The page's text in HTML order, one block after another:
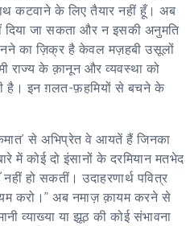
कटवाने के लिए तैयार नहीं हूँ। अब
दिया जा सकता और न इसकी अनुमति
का ज़िक्र है केवल मज़हबी उसूलों
राज्य के क़ानून और व्यवस्था को
है। इन ग़लत-फ़हमियों से बचने के
से अभिप्रेत वे आयतें हैं जिनका
में कोई दो इंसानों के दरमियान मतभेद
हो सकतीं। उदाहरणार्थ पवित्र
करो।” अब नमाज़ क़ायम करने से
व्याख्या या झूठ की कोई संभावना